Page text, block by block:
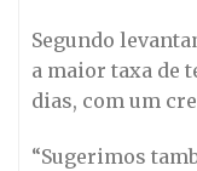
Segundo
a maior taxa de
dias, com um
“Sugerimos